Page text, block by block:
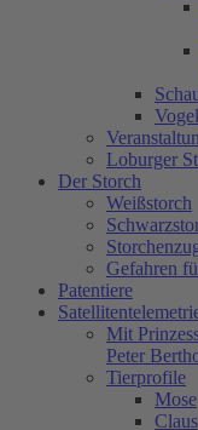
Loburger
Der Storch
Weißstorch
Gefahren
Patentiere
Mit
Peter
Tierprofile
Mose
Claus